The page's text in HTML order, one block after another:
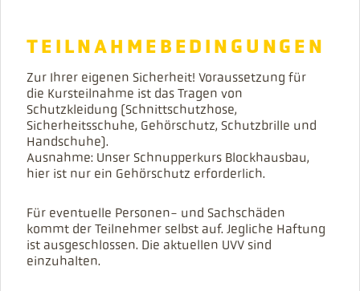
TEILNAHMEBEDINGUNGEN
Zur Ihrer eigenen Sicherheit! Voraussetzung für
die Kursteilnahme ist das Tragen von
Schutzkleidung (Schnittschutzhose,
Sicherheitsschuhe, Gehörschutz, Schutzbrille und
Handschuhe).
Ausnahme: Unser Schnupperkurs Blockhausbau,
hier ist nur ein Gehörschutz erforderlich.
Für eventuelle Personen- und Sachschäden
kommt der Teilnehmer selbst auf. Jegliche Haftung
ist ausgeschlossen. Die aktuellen UVV sind
einzuhalten.